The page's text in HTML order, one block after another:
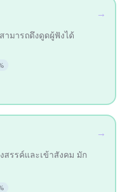
ามารถดึงดูดผู้ฟังได้
→
รรค์และเข้าสังคม มัก
→